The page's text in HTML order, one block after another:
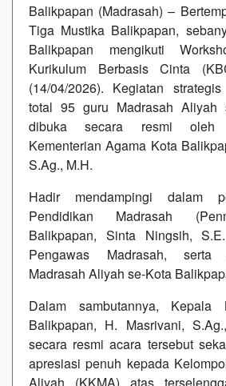
Balikpapan (Madrasah) –
Tiga Mustika Balikpapan,
Balikpapan mengikuti
Kurikulum Berbasis Cinta
(14/04/2026). Kegiatan
total 95 guru Madrasah Aliyah
dibuka secara resmi oleh
Kementerian Agama Kota
S.Ag., M.H.
Hadir mendampingi dalam
Pendidikan Madrasah
Balikpapan, Sinta Ningsih,
Pengawas Madrasah, serta
Madrasah Aliyah se-Kota
Dalam sambutannya, Kepala
Balikpapan, H. Masrivani,
secara resmi acara tersebut
apresiasi penuh kepada
Aliyah (KKMA) atas